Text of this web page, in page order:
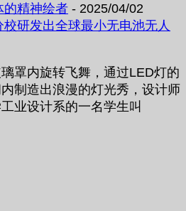
的精神绘者 - 2025/04/02
研发出全球最小无电池无人
罩内旋转飞舞，通过LED灯的
制造出浪漫的灯光秀，设计师
业设计系的一名学生叫